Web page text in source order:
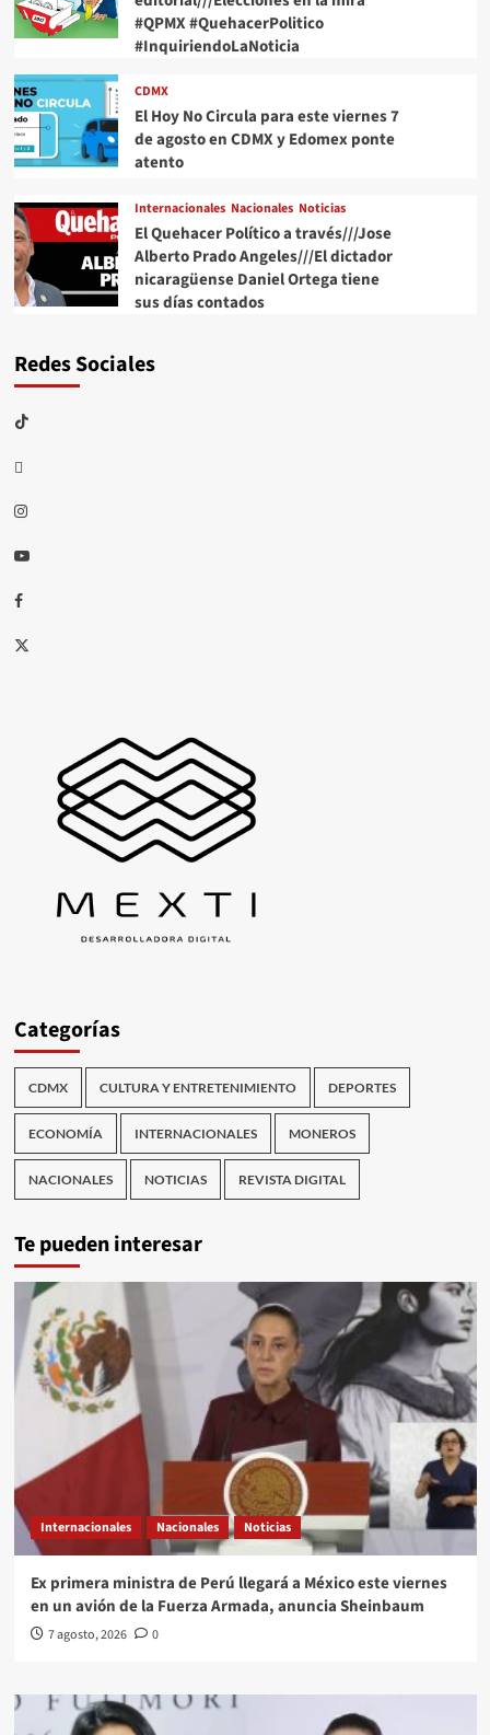
#QPMX #QuehacerPolitico
#InquiriendoLaNoticia
CDMX
El Hoy No Circula para este viernes 7
de agosto en CDMX y Edomex ponte
atento
Internacionales Nacionales Noticias
El Quehacer Político a través///Jose
Alberto Prado Angeles///El dictador
nicaragüense Daniel Ortega tiene
sus días contados
Redes Sociales
TikTok
threads
Instagram
Youtube
Facebook
X
Categorías
CDMX CULTURA Y ENTRETENIMIENTO DEPORTES
ECONOMÍA INTERNACIONALES MONEROS
NACIONALES NOTICIAS REVISTA DIGITAL
Te pueden interesar
Internacionales Nacionales Noticias
Ex primera ministra de Perú llegará a México este viernes
en un avión de la Fuerza Armada, anuncia Sheinbaum
7 agosto, 2026 0